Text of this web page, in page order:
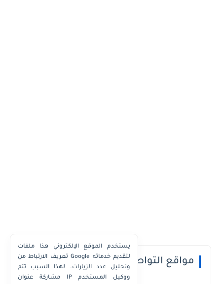
مواقع التواصل الاجتماعي
يستخدم الموقع الإلكتروني هذا ملفات
تعريف الارتباط من Google لتقديم خدماته
وتحليل عدد الزيارات. لهذا السبب تتم
مشاركة عنوان IP ووكيل المستخدم